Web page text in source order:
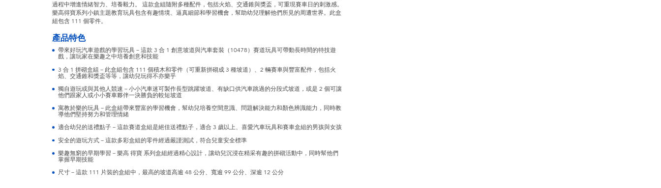
過程中增進情緒智力、培養毅力。 這款盒組隨附多種配件，包括火焰、交通錐與獎盃，可重現賽車日的刺激感。
樂高得寶系列小鎮主題教育玩具包含有趣情境、逼真細節和學習機會，幫助幼兒理解他們所見的周遭世界。此盒
組包含 111 個零件。
產品特色
帶來好玩汽車遊戲的學習玩具－這款 3 合 1 創意坡道與汽車套裝（10478）賽道玩具可帶動長時間的特技遊
戲，讓玩家在樂趣之中培養創意和技能
3 合 1 拼砌盒組－此盒組包含 111 個積木和零件（可重新拼砌成 3 種坡道）、2 輛賽車與豐富配件，包括火
焰、交通錐和獎盃等等，讓幼兒玩得不亦樂乎
獨自遊玩或與其他人競速－小小汽車迷可製作長型跳躍坡道、有缺口供汽車跳過的分段式坡道，或是 2 個可讓
他們跟家人或小小賽車夥伴一決勝負的較短坡道
寓教於樂的玩具－此盒組帶來豐富的學習機會，幫幼兒培養空間意識、問題解決能力和顏色辨識能力，同時教
導他們堅持努力和管理情緒
適合幼兒的送禮點子－這款賽道盒組是絕佳送禮點子，適合 3 歲以上、喜愛汽車玩具和賽車盒組的男孩與女孩
安全的遊玩方式－這款多彩盒組的零件經過嚴謹測試，符合兒童安全標準
樂趣無窮的早期學習－樂高 得寶 系列盒組經過精心設計，讓幼兒沉浸在精采有趣的拼砌活動中，同時幫他們
掌握早期技能
尺寸－這款 111 片裝的盒組中，最高的坡道高逾 48 公分、寬逾 99 公分、深逾 12 公分